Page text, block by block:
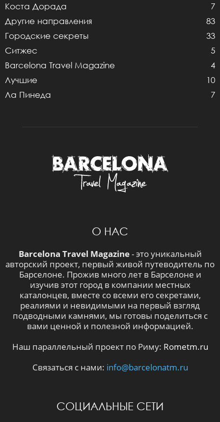
Коста Дорада
7
Другие направления
83
Городские секреты
33
Ситжес
5
Barcelona Travel Magazine
4
Лучшие
10
Ла Пинеда
7
О НАС
Barcelona Travel Magazine- это уникальный
авторский проект, первый живой путеводитель по
Барселоне. Прожив много лет в Барселоне и
изучив этот город в компании местных
каталонцев, вместе со всеми его секретами,
реалиями и невидимыми на первый взгляд
подводными камнями, мы готовы поделиться с
вами ценной и полезной информацией.
Наш параллельный проект по Риму: Rometm.ru
Связаться с нами: info@barcelonatm.ru
СОЦИАЛЬНЫЕ СЕТИ